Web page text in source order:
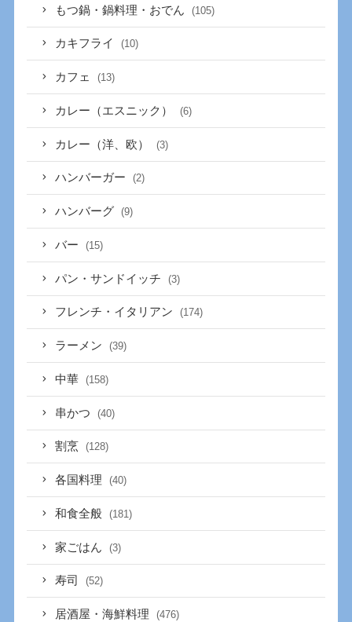
もつ鍋・鍋料理・おでん (105)
カキフライ (10)
カフェ (13)
カレー（エスニック） (6)
カレー（洋、欧） (3)
ハンバーガー (2)
ハンバーグ (9)
バー (15)
パン・サンドイッチ (3)
フレンチ・イタリアン (174)
ラーメン (39)
中華 (158)
串かつ (40)
割烹 (128)
各国料理 (40)
和食全般 (181)
家ごはん (3)
寿司 (52)
居酒屋・海鮮料理 (476)